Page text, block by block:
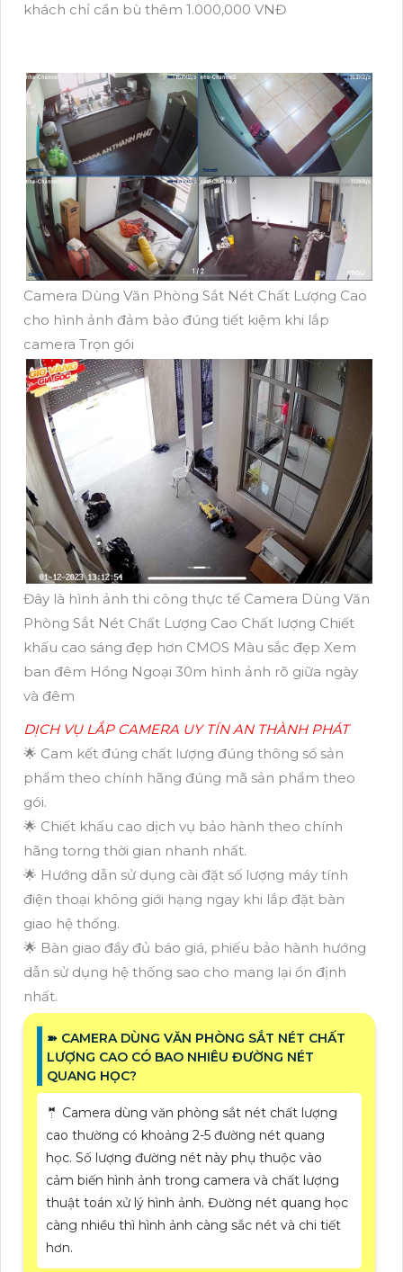
khách chỉ cần bù thêm 1.000,000 VNĐ
Camera Dùng Văn Phòng Sắt Nét Chất Lượng Cao
cho hình ảnh đảm bảo đúng tiết kiệm khi lắp
camera Trọn gói
Đây là hình ảnh thi công thực tế Camera Dùng Văn
Phòng Sắt Nét Chất Lượng Cao Chất lượng Chiết
khấu cao sáng đẹp hơn CMOS Màu sắc đẹp Xem
ban đêm Hồng Ngoại 30m hình ảnh rõ giữa ngày
và đêm
DỊCH VỤ LẮP CAMERA UY TÍN AN THÀNH PHÁT
🌟 Cam kết đúng chất lượng đúng thông số sản
phẩm theo chính hãng đúng mã sản phẩm theo
gói.
🌟 Chiết khấu cao dịch vụ bảo hành theo chính
hãng torng thời gian nhanh nhất.
🌟 Hướng dẫn sử dụng cài đặt số lượng máy tính
điện thoại không giới hạng ngay khi lắp đặt bàn
giao hệ thống.
🌟 Bàn giao đầy đủ báo giá, phiếu bảo hành hướng
dẫn sử dụng hệ thống sao cho mang lại ổn định
nhất.
➽ CAMERA DÙNG VĂN PHÒNG SẮT NÉT CHẤT
LƯỢNG CAO CÓ BAO NHIÊU ĐƯỜNG NÉT
QUANG HỌC?
🤵 Camera dùng văn phòng sắt nét chất lượng
cao thường có khoảng 2-5 đường nét quang
học. Số lượng đường nét này phụ thuộc vào
cảm biến hình ảnh trong camera và chất lượng
thuật toán xử lý hình ảnh. Đường nét quang học
càng nhiều thì hình ảnh càng sắc nét và chi tiết
hơn.